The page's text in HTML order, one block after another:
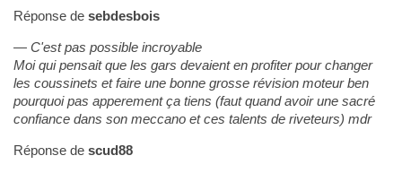
Réponse de sebdesbois
C'est pas possible incroyable
Moi qui pensait que les gars devaient en profiter pour changer
les coussinets et faire une bonne grosse révision moteur ben
pourquoi pas apperement ça tiens (faut quand avoir une sacré
confiance dans son meccano et ces talents de riveteurs) mdr
Réponse de scud88